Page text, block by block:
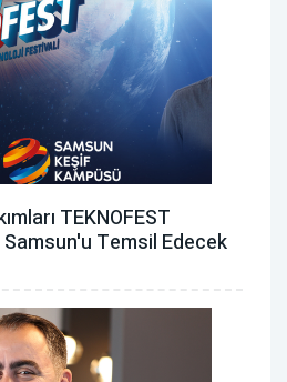
TEKNOFEST
Temsil Edecek